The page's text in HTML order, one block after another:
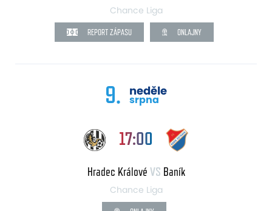
Chance Liga
REPORT ZÁPASU ONLAJNY
9. neděle
srpna
17:00
Hradec Králové VS Baník
Chance Liga